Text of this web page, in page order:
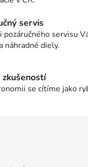
v
ý
p
u
servis
pozáručného servisu
náhradné diely.
se cítíme jako